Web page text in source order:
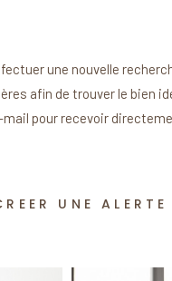
une nouvelle
afin de trouver le bien
mail pour recevoir
UNE